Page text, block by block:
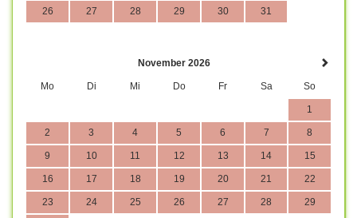
26 27 28 29 30 31
November 2026
Mo Di Mi Do Fr Sa So
1
2 3 4 5 6 7 8
9 10 11 12 13 14 15
16 17 18 19 20 21 22
23 24 25 26 27 28 29